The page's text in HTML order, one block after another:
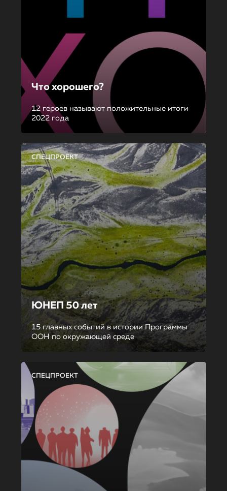
Что хорошего?
12 героев называют положительные итоги
2022 года
СПЕЦПРОЕКТ
ЮНЕП 50 лет
15 главных событий в истории Программы
ООН по окружающей среде
СПЕЦПРОЕКТ